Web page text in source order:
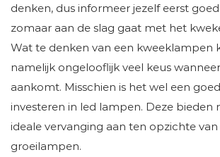
denken, dus informeer jezelf eerst
zomaar aan de slag gaat met het
Wat te denken van een kweeklampen
namelijk ongelooflijk veel keus
aankomt. Misschien is het wel een
investeren in led lampen. Deze bieden
ideale vervanging aan ten opzichte
groeilampen.